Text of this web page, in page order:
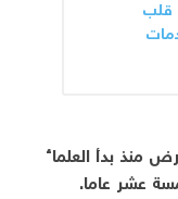
قلب
منذ بدأ العلماء
عشر عاما.